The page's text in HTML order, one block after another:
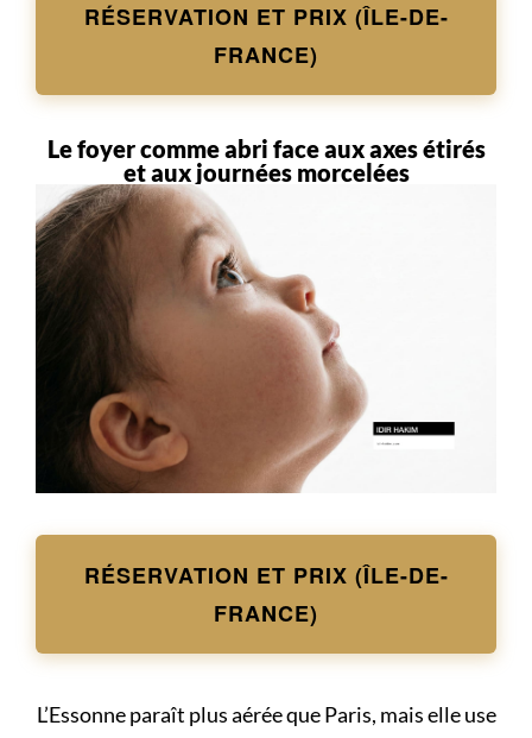
RÉSERVATION ET PRIX (ÎLE-DE-
FRANCE)
Le foyer comme abri face aux axes étirés
et aux journées morcelées
RÉSERVATION ET PRIX (ÎLE-DE-
FRANCE)
L’Essonne paraît plus aérée que Paris, mais elle use